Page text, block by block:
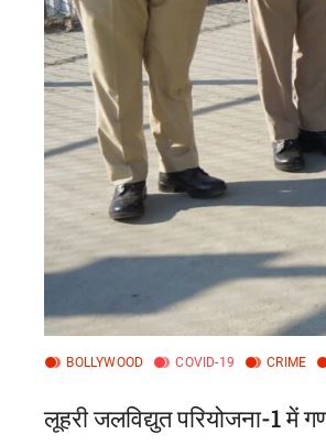
BOLLYWOOD COVID-19 CRIME
लूहरी जलविद्युत परियोजना-1 में